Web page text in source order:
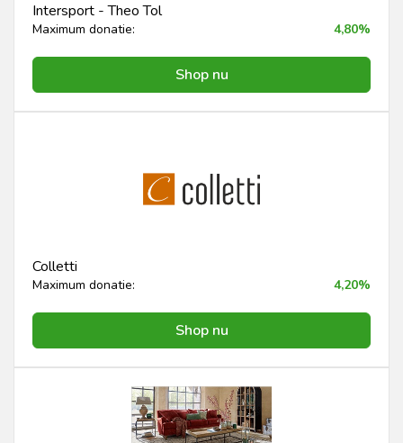
Intersport - Theo Tol
Maximum donatie: 4,80%
Shop nu
Colletti
Maximum donatie: 4,20%
Shop nu